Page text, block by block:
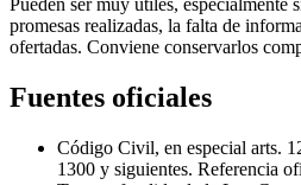
promesas realizadas, la falta de
ofertadas. Conviene conservarlos
Fuentes oficiales
Código Civil, en especial arts.
1300 y siguientes. Referencia